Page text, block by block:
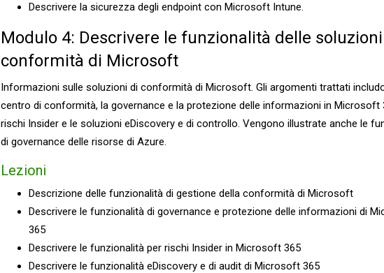
Descrivere la sicurezza degli endpoint con Microsoft Intune.
Modulo 4: Descrivere le funzionalità delle
conformità di Microsoft
Informazioni sulle soluzioni di conformità di Microsoft. Gli argomenti trattati
centro di conformità, la governance e la protezione delle informazioni in Microsoft
rischi Insider e le soluzioni eDiscovery e di controllo. Vengono illustrate anche le
di governance delle risorse di Azure.
Lezioni
Descrizione delle funzionalità di gestione della conformità di Microsoft
Descrivere le funzionalità di governance e protezione delle informazioni di
365
Descrivere le funzionalità per rischi Insider in Microsoft 365
Descrivere le funzionalità eDiscovery e di audit di Microsoft 365